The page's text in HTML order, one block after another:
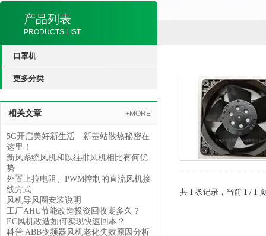
产品列表
PRODUCTS LIST
口罩机
更多分类
相关文章 +MORE
5G开启美好新生活—新基站散热秘密在
这里！
新风系统风机和以往排风机相比有何优
势
外置上拉电阻、PWM控制的直流风机接
线方式
风机导风圈安装说明
工厂AHU节能改造投资回收期多久？
EC风机改造如何实现快速回本？
科普|ABB变频器风机老化失效原因分析
共 1 条记录，当前 1 / 1